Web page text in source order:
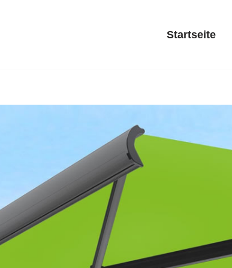
Startseite